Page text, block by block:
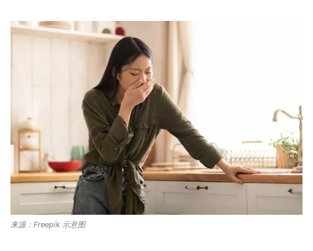
来源：Freepik 示意图